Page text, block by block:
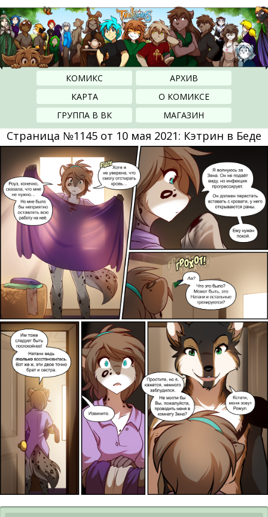
КОМИКС
АРХИВ
КАРТА
О КОМИКСЕ
ГРУППА В ВК
МАГАЗИН
Страница №1145 от 10 мая 2021: Кэтрин в Беде